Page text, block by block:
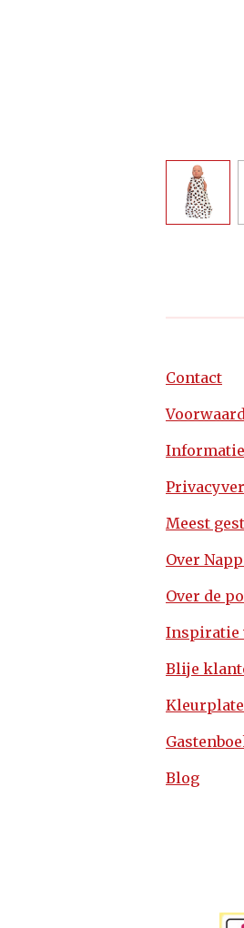
Contact
Meest
Over
Over de
Inspiratie
Blije
Blog